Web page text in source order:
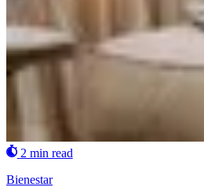
2 min read
Bienestar